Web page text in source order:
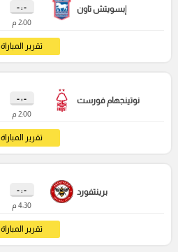
إبسويتش تاون
- : -
2:00 م
تقرير المباراة
نوتينجهام فورست
- : -
2:00 م
تقرير المباراة
برينتفورد
- : -
4:30 م
تقرير المباراة